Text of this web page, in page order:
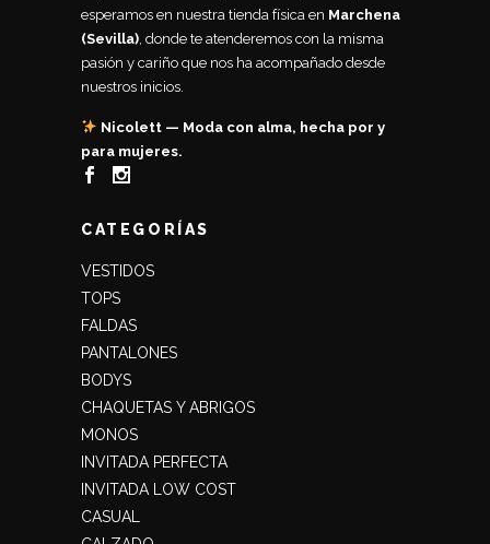
esperamos en nuestra tienda física en Marchena
(Sevilla) , donde te atenderemos con la misma
pasión y cariño que nos ha acompañado desde
nuestros inicios.
Nicolett — Moda con alma, hecha por y
para mujeres.
CATEGORÍAS
VESTIDOS
TOPS
FALDAS
PANTALONES
BODYS
CHAQUETAS Y ABRIGOS
MONOS
INVITADA PERFECTA
INVITADA LOW COST
CASUAL